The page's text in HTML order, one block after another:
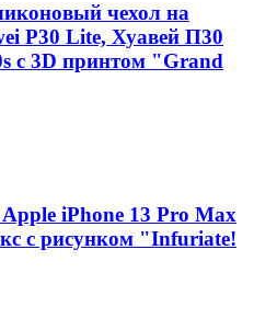
чехол на
P30 Lite, Хуавей П30
с 3D принтом "Grand
iPhone 13 Pro Max
с рисунком "Infuriate!